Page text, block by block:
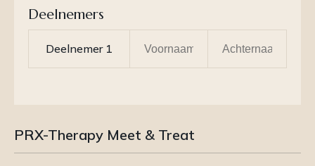
Deelnemers
PRX-Therapy Meet & Treat